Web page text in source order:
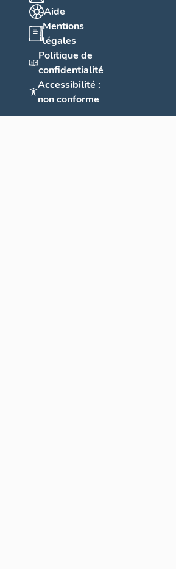
Aide
Mentions
légales
Politique de
confidentialité
Accessibilité :
non conforme